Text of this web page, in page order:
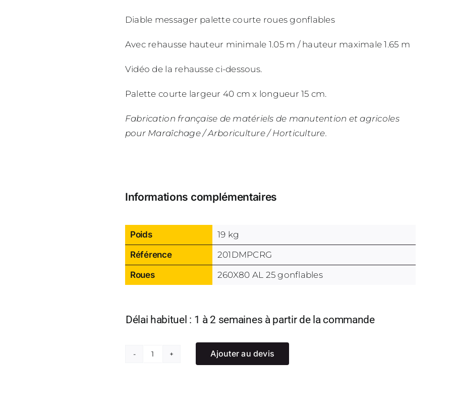
Diable messager palette courte roues gonflables
Avec rehausse hauteur minimale 1.05 m / hauteur maximale 1.65 m
Vidéo de la rehausse ci-dessous.
Palette courte largeur 40 cm x longueur 15 cm.
Fabrication française de matériels de manutention et agricoles
pour Maraîchage / Arboriculture / Horticulture.
Informations complémentaires
Poids
19 kg
Référence
201DMPCRG
Roues
260X80 AL 25 gonflables
Délai habituel : 1 à 2 semaines à partir de la commande
Ajouter au devis